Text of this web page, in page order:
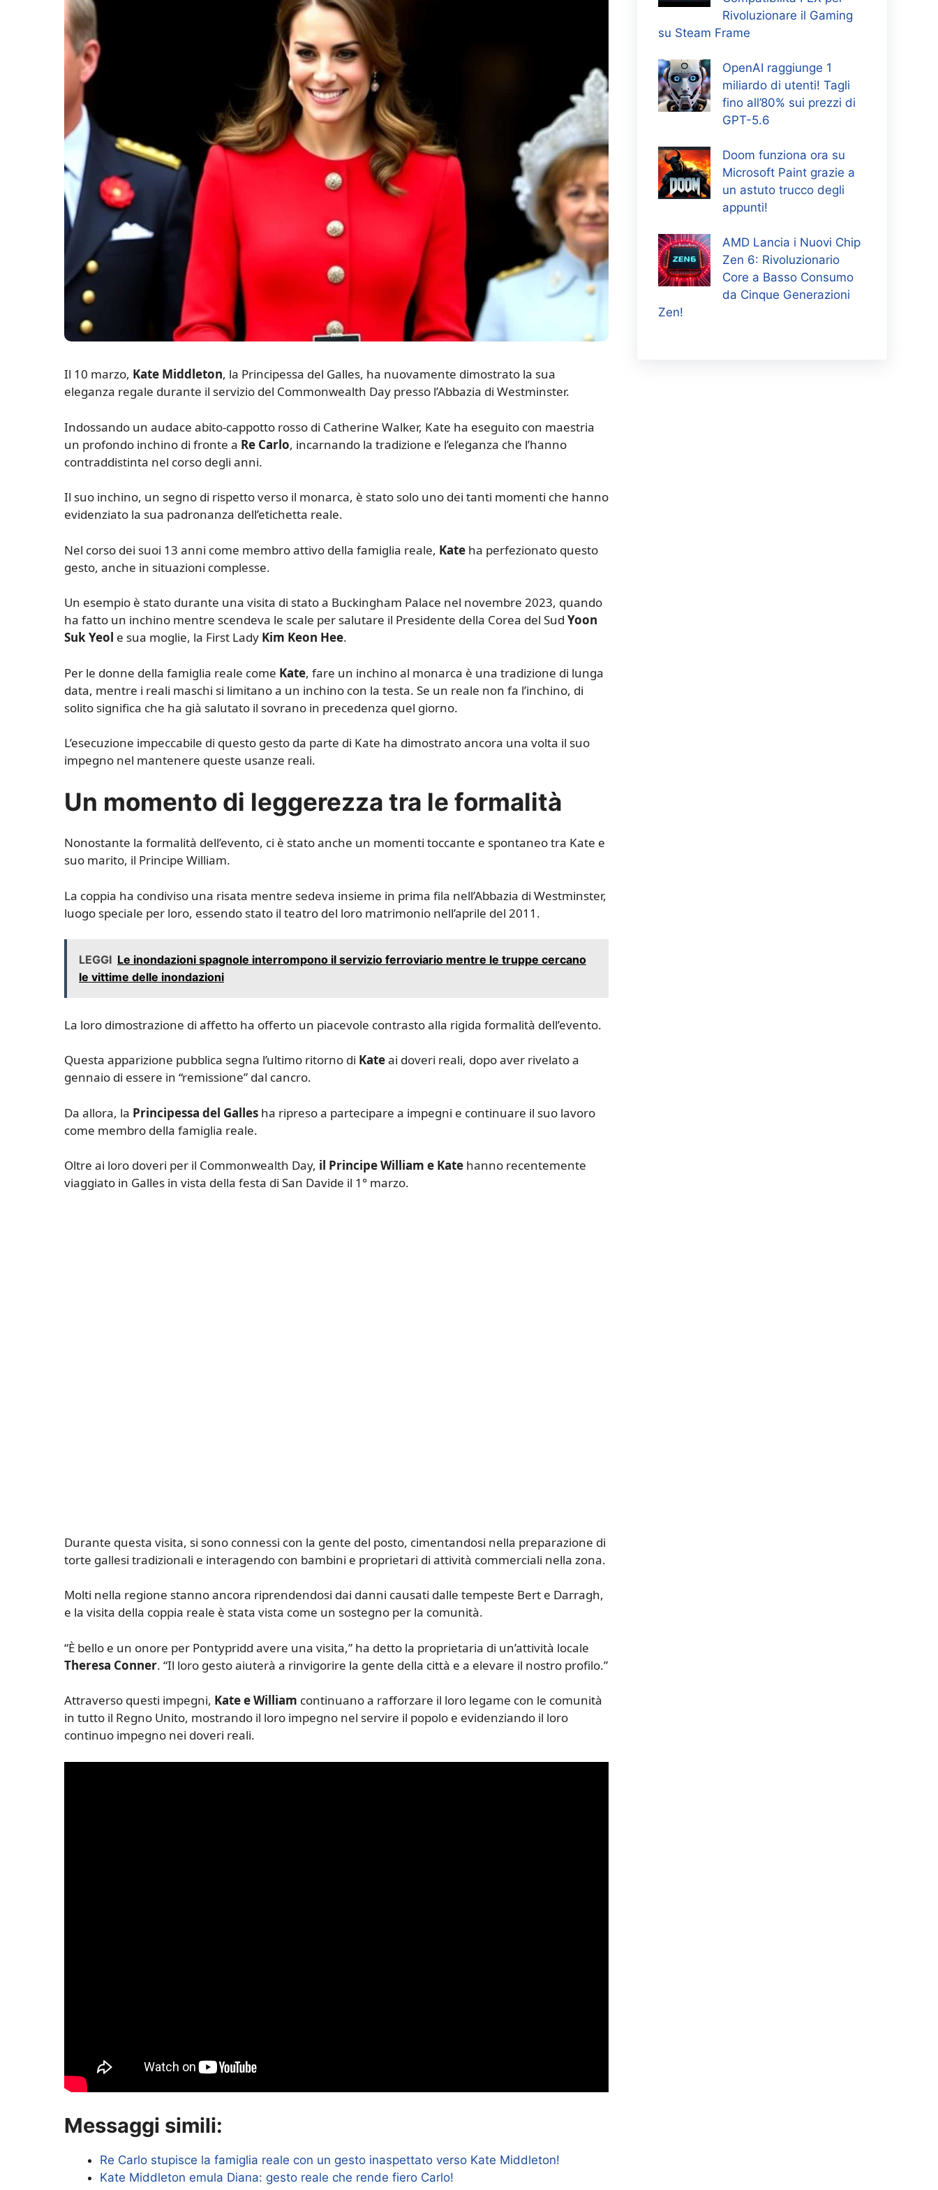
Il 10 marzo, Kate Middleton, la Principessa del Galles, ha nuovamente dimostrato la sua
eleganza regale durante il servizio del Commonwealth Day presso l’Abbazia di Westminster.
Indossando un audace abito-cappotto rosso di Catherine Walker, Kate ha eseguito con maestria
un profondo inchino di fronte a Re Carlo, incarnando la tradizione e l’eleganza che l’hanno
contraddistinta nel corso degli anni.
Il suo inchino, un segno di rispetto verso il monarca, è stato solo uno dei tanti momenti che hanno
evidenziato la sua padronanza dell’etichetta reale.
Nel corso dei suoi 13 anni come membro attivo della famiglia reale, Kate ha perfezionato questo
gesto, anche in situazioni complesse.
Un esempio è stato durante una visita di stato a Buckingham Palace nel novembre 2023, quando
ha fatto un inchino mentre scendeva le scale per salutare il Presidente della Corea del Sud Yoon
Suk Yeol e sua moglie, la First Lady Kim Keon Hee.
Per le donne della famiglia reale come Kate, fare un inchino al monarca è una tradizione di lunga
data, mentre i reali maschi si limitano a un inchino con la testa. Se un reale non fa l’inchino, di
solito significa che ha già salutato il sovrano in precedenza quel giorno.
L’esecuzione impeccabile di questo gesto da parte di Kate ha dimostrato ancora una volta il suo
impegno nel mantenere queste usanze reali.
Un momento di leggerezza tra le formalità
Nonostante la formalità dell’evento, ci è stato anche un momenti toccante e spontaneo tra Kate e
suo marito, il Principe William.
La coppia ha condiviso una risata mentre sedeva insieme in prima fila nell’Abbazia di Westminster,
luogo speciale per loro, essendo stato il teatro del loro matrimonio nell’aprile del 2011.
LEGGI Le inondazioni spagnole interrompono il servizio ferroviario mentre le truppe cercano
le vittime delle inondazioni
La loro dimostrazione di affetto ha offerto un piacevole contrasto alla rigida formalità dell’evento.
Questa apparizione pubblica segna l’ultimo ritorno di Kateai doveri reali, dopo aver rivelato a
gennaio di essere in “remissione” dal cancro.
Da allora, la Principessa del Galles ha ripreso a partecipare a impegni e continuare il suo lavoro
come membro della famiglia reale.
Oltre ai loro doveri per il Commonwealth Day, il Principe William e Kate hanno recentemente
viaggiato in Galles in vista della festa di San Davide il 1° marzo.
Durante questa visita, si sono connessi con la gente del posto, cimentandosi nella preparazione di
torte gallesi tradizionali e interagendo con bambini e proprietari di attività commerciali nella zona.
Molti nella regione stanno ancora riprendendosi dai danni causati dalle tempeste Bert e Darragh,
e la visita della coppia reale è stata vista come un sostegno per la comunità.
“È bello e un onore per Pontypridd avere una visita,” ha detto la proprietaria di un’attività locale
Theresa Conner. “Il loro gesto aiuterà a rinvigorire la gente della città e a elevare il nostro profilo.”
Attraverso questi impegni, Kate e William continuano a rafforzare il loro legame con le comunità
in tutto il Regno Unito, mostrando il loro impegno nel servire il popolo e evidenziando il loro
continuo impegno nei doveri reali.
Messaggi simili:
Re Carlo stupisce la famiglia reale con un gesto inaspettato verso Kate Middleton!
Kate Middleton emula Diana: gesto reale che rende fiero Carlo!
Rivoluzionare il Gaming
su Steam Frame
OpenAI raggiunge 1
miliardo di utenti! Tagli
fino all’80% sui prezzi di
GPT-5.6
Doom funziona ora su
Microsoft Paint grazie a
un astuto trucco degli
appunti!
AMD Lancia i Nuovi Chip
Zen 6: Rivoluzionario
Core a Basso Consumo
da Cinque Generazioni
Zen!